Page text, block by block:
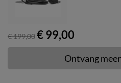
€ 199,00€ 99,00
Ontvang